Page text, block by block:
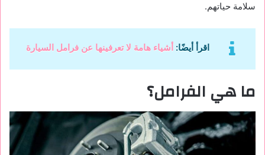
سلامة حياتهم.
اقرأ أيضًا: أشياء هامة لا تعرفينها عن فرامل السيارة
ما هي الفرامل؟